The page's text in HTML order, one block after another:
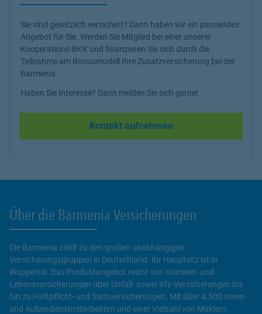
Sie sind gesetzlich versichert? Dann haben wir ein passendes
Angebot für Sie. Werden Sie Mitglied bei einer unserer
Kooperations-BKK und finanzieren Sie sich durch die
Teilnahme am Bonusmodell Ihre Zusatzversicherung bei der
Barmenia.
Haben Sie Interesse? Dann melden Sie sich gerne!
Kontakt aufnehmen
Über die Barmenia Versicherungen
Die Barmenia zählt zu den großen unabhängigen
Versicherungsgruppen in Deutschland. Ihr Hauptsitz ist in
Wuppertal. Das Produktangebot reicht von Kranken- und
Lebensversicherungen über Unfall- sowie Kfz-Versicherungen bis
hin zu Haftpflicht- und Sachversicherungen. Mit über 4.500 Innen-
und Außendienstmitarbeitern und einer Vielzahl von Maklern